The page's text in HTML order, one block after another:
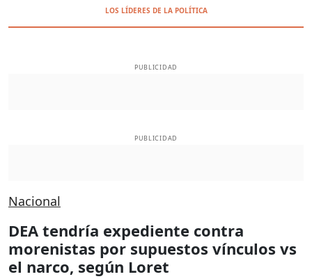
LOS LÍDERES DE LA POLÍTICA
PUBLICIDAD
PUBLICIDAD
Nacional
DEA tendría expediente contra
morenistas por supuestos vínculos vs
el narco, según Loret